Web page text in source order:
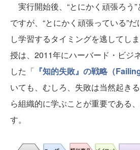
実行開始後、“とにかく頑張ろう
ですが、“とにかく頑張っている”
し学習するタイミングを逃してし
授は、2011年にハーバード・ビジ
した「 『知的失敗』の戦略（
いても、むしろ、失敗は当然起き
ら組織的に学ぶことが重要である
す。